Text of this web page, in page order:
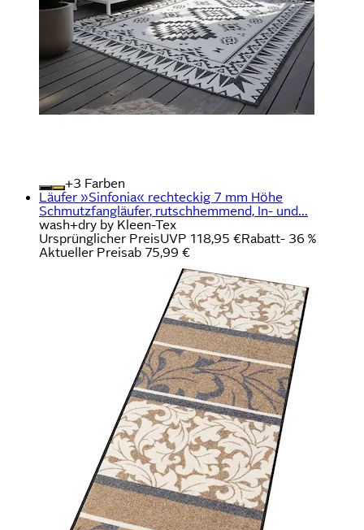
+
Farben
Läufer »Sinfonia« rechteckig 7 mm Höhe
Schmutzfangläufer, rutschhemmend, In- und...
wash+dry by Kleen-Tex
Ursprünglicher PreisUVP 118,95 €Rabatt- 36 %
Aktueller Preisab 75,99 €